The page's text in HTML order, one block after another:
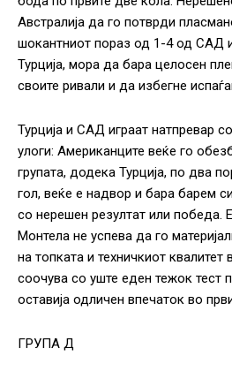
Австралија да го потврди
шокантниот пораз од 1-4 од САД
Турција, мора да бара целосен
своите ривали и да избегне
Турција и САД играат натпревар
улоги: Американците веќе го
групата, додека Турција, по два
гол, веќе е надвор и бара барем
со нерешен резултат или победа.
Монтела не успева да го
на топката и техничкиот квалитет
соочува со уште еден тежок тест
оставија одличен впечаток во
ГРУПА Д